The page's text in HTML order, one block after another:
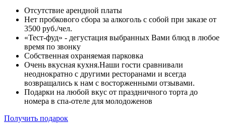
Отсутствие арендной платы
Нет пробкового сбора за алкоголь с собой при заказе от
3500 руб./чел.
«Тест-фуд» - дегустация выбранных Вами блюд в любое
время по звонку
Собственная охраняемая парковка
Очень вкусная кухня.Наши гости сравнивали
неоднократно с другими ресторанами и всегда
возвращались к нам с восторженными отзывами.
Подарки на любой вкус от праздничного торта до
номера в спа-отеле для молодоженов
Получить подарок